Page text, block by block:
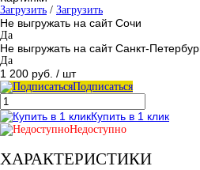
Загрузить / Загрузить
Не выгружать на сайт Сочи
Да
Не выгружать на сайт Санкт-
Да
1 200 руб. / шт
Подписаться
Купить в 1 клик
Недоступно
ХАРАКТЕРИСТИКИ